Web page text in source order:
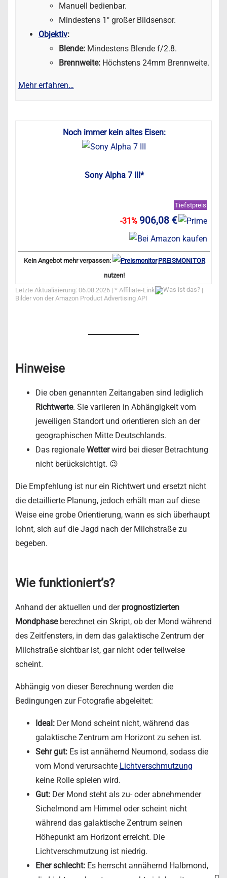
Manuell bedienbar.
Mindestens 1″ großer Bildsensor.
Objektiv:
Blende:Mindestens Blende f/2.8.
Brennweite:Höchstens 24mm Brennweite.
Mehr erfahren…
Noch immer kein altes Eisen:
Sony Alpha 7 III*
Tiefstpreis
-31% 906,08 €
Kein Angebot mehr verpassen:
PREISMONITOR
nutzen!
Letzte Aktualisierung: 06.08.2026 | * Affiliate-Link
|
Bilder von der Amazon Product Advertising API
Hinweise
Die oben genannten Zeitangaben sind lediglich
Richtwerte. Sie variieren in Abhängigkeit vom
jeweiligen Standort und orientieren sich an der
geographischen Mitte Deutschlands.
Das regionale Wetterwird bei dieser Betrachtung
nicht berücksichtigt. 😉
Die Empfehlung ist nur ein Richtwert und ersetzt nicht
die detaillierte Planung, jedoch erhält man auf diese
Weise eine grobe Orientierung, wann es sich überhaupt
lohnt, sich auf die Jagd nach der Milchstraße zu
begeben.
Wie funktioniert’s?
Anhand der aktuellen und der prognostizierten
Mondphaseberechnet ein Skript, ob der Mond während
des Zeitfensters, in dem das galaktische Zentrum der
Milchstraße sichtbar ist, gar nicht oder teilweise
scheint.
Abhängig von dieser Berechnung werden die
Bedingungen zur Fotografie abgeleitet:
Ideal:Der Mond scheint nicht, während das
galaktische Zentrum am Horizont zu sehen ist.
Sehr gut:Es ist annähernd Neumond, sodass die
vom Mond verursachte Lichtverschmutzung
keine Rolle spielen wird.
Gut:Der Mond steht als zu- oder abnehmender
Sichelmond am Himmel oder scheint nicht
während das galaktische Zentrum seinen
Höhepunkt am Horizont erreicht. Die
Lichtverschmutzung ist niedrig.
Eher schlecht:Es herrscht annähernd Halbmond,